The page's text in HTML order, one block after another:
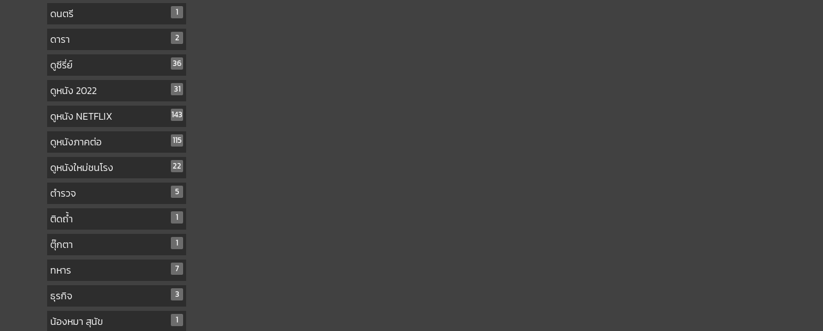
ดนตรี 1
ดารา 2
ดูซีรี่ย์ 36
ดูหนัง 2022 31
ดูหนัง NETFLIX 143
ดูหนังภาคต่อ 115
ดูหนังใหม่ชนโรง 22
ตำรวจ 5
ติดถ้ำ 1
ตุ๊กตา 1
ทหาร 7
ธุรกิจ 3
น้องหมา สุนัข 1